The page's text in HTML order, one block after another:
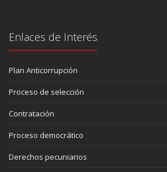
Enlaces de Interés
Plan Anticorrupción
Proceso de selección
Contratación
Proceso democrático
Derechos pecuniarios